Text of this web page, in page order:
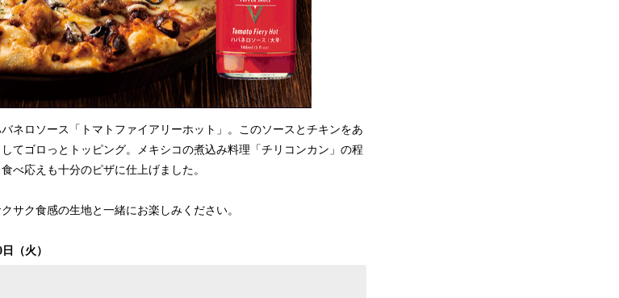
ネロソース「トマトファイアリーホット」。このソースとチキンをあ
てゴロっとトッピング。メキシコの煮込み料理「チリコンカン」の程
べ応えも十分のピザに仕上げました。
サク食感の生地と一緒にお楽しみください。
（火）